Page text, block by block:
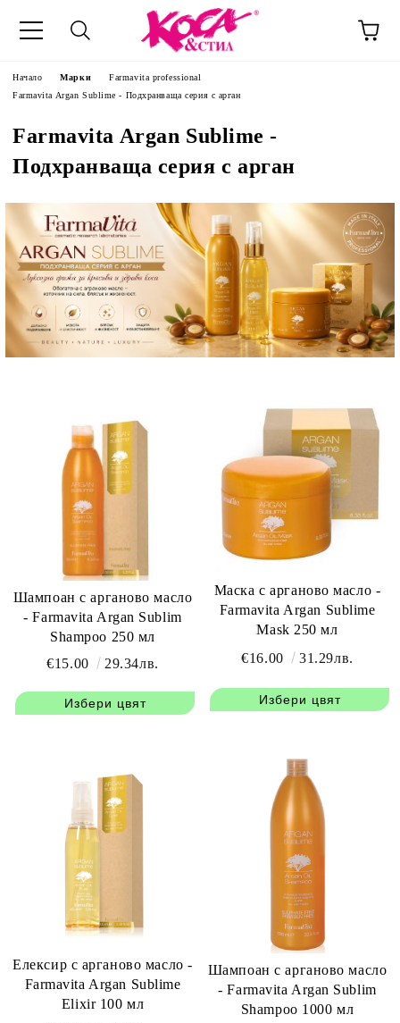
Начало Марки
Farmavita professional
Farmavita Argan Sublime - Подхранваща серия с арган
Farmavita Argan Sublime -
Подхранваща серия с арган
Шампоан с арганово масло
- Farmavita Argan Sublim
Shampoo 250 мл
€15.00
29.34лв.
Избери цвят
Маска с арганово масло -
Farmavita Argan Sublime
Mask 250 мл
€16.00
31.29лв.
Избери цвят
Елексир с арганово масло -
Farmavita Argan Sublime
Elixir 100 мл
Шампоан с арганово масло
- Farmavita Argan Sublim
Shampoo 1000 мл